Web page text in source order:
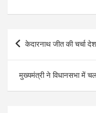
Post
केदारनाथ जीत की चर्चा
मुख्यमंत्री ने विधानसभा में